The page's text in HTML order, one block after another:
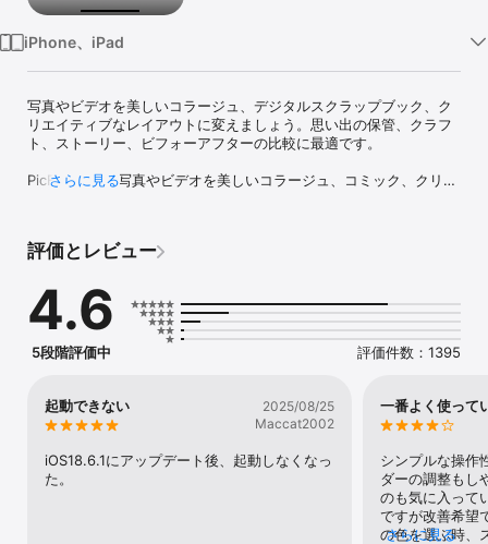
iPhone、iPad
写真やビデオを美しいコラージュ、デジタルスクラップブック、ク
リエイティブなレイアウトに変えましょう。思い出の保管、クラフ
ト、ストーリー、ビフォーアフターの比較に最適です。
PicFrameは、写真やビデオを美しいコラージュ、コミック、クリエ
ムをデザインする機能により、常に写真に最適なセットアップが得
スクラップブッキング、ストーリー投稿の作成、またはフォトギフ
トの作成など、PicFrameはシンプルで楽しく、高速にします。
クリエイターがPicFrameを愛する理由
合わせてカスタムフレームをデザイン
• 最大16枚の写真またはビデオを1つのコラージュに組み合わせ
更、回転、ズーム、反転
• カスタムフォント、色、アウトライン、テープ効果を使用したテ
• タッチまたはApple Pencilを使用してコラージュに直接描画
さらに見る
評価とレビュー
4.6
5段階評価中 評価件数：1395
起動できない
2025/08/25
Maccat2002
iOS18.6.1にアップデート後、起動しなくなっ
た。
一番よく使って
シンプルな操作
ダーの調整もし
のも気に入って
ですが改善希望
の色を選ぶ時、
さらに見る